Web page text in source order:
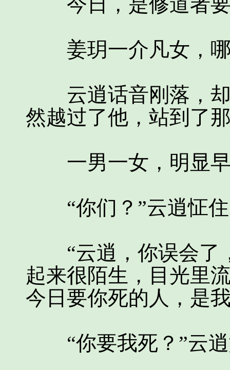
姜玥一介凡女，哪
云逍话音刚落，却
然越过了他，站到了
一男一女，明显早
“你们？”云逍怔
“云逍，你误会了
起来很陌生，目光里
今日要你死的人，是
“你要我死？”云逍